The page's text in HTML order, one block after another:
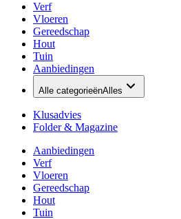
Verf
Vloeren
Gereedschap
Hout
Tuin
Aanbiedingen
Alle categorieënAlles
Klusadvies
Folder & Magazine
Aanbiedingen
Verf
Vloeren
Gereedschap
Hout
Tuin